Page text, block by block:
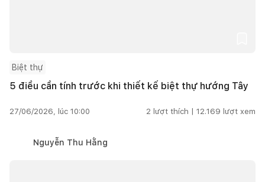
Biệt thự
5 điều cần tính trước khi thiết kế biệt thự hướng Tây
27/06/2026, lúc 10:00 2 lượt thích | 12.169 lượt xem
Nguyễn Thu Hằng